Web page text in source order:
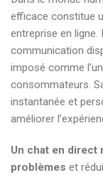
efficace constitue
entreprise en
communication
imposé comme
consommateurs.
instantanée et
améliorer
Un chat en
problèmes et